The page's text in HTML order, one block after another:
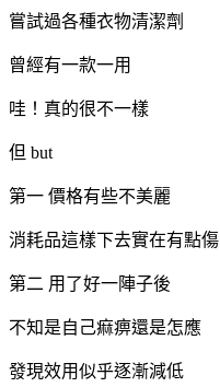
嘗試過各種衣物清潔劑
曾經有一款一用
哇！真的很不一樣
但 but
第一 價格有些不美麗
消耗品這樣下去實在有點傷
第二 用了好一陣子後
不知是自己痲痹還是怎應
發現效用似乎逐漸減低